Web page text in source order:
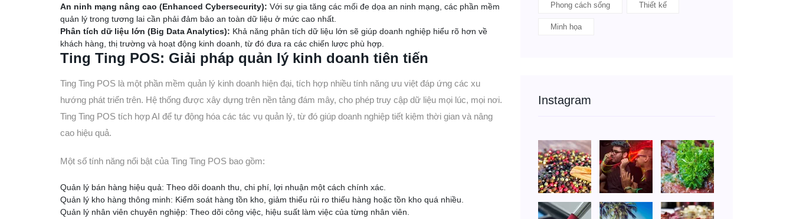
An ninh mạng nâng cao (Enhanced Cybersecurity): Với sự gia tăng các mối đe dọa an ninh mạng, các phần mềm
quản lý trong tương lai cần phải đảm bảo an toàn dữ liệu ở mức cao nhất.
Phân tích dữ liệu lớn (Big Data Analytics): Khả năng phân tích dữ liệu lớn sẽ giúp doanh nghiệp hiểu rõ hơn về
khách hàng, thị trường và hoạt động kinh doanh, từ đó đưa ra các chiến lược phù hợp.
Ting Ting POS: Giải pháp quản lý kinh doanh tiên tiến
Ting Ting POS là một phần mềm quản lý kinh doanh hiện đại, tích hợp nhiều tính năng ưu việt đáp ứng các xu
hướng phát triển trên. Hệ thống được xây dựng trên nền tảng đám mây, cho phép truy cập dữ liệu mọi lúc, mọi nơi.
Ting Ting POS tích hợp AI để tự động hóa các tác vụ quản lý, từ đó giúp doanh nghiệp tiết kiệm thời gian và nâng
cao hiệu quả.
Một số tính năng nổi bật của Ting Ting POS bao gồm:
Quản lý bán hàng hiệu quả: Theo dõi doanh thu, chi phí, lợi nhuận một cách chính xác.
Quản lý kho hàng thông minh: Kiểm soát hàng tồn kho, giảm thiểu rủi ro thiếu hàng hoặc tồn kho quá nhiều.
Quản lý nhân viên chuyên nghiệp: Theo dõi công việc, hiệu suất làm việc của từng nhân viên.
Phong cách sống Thiết kế
Minh họa
Instagram